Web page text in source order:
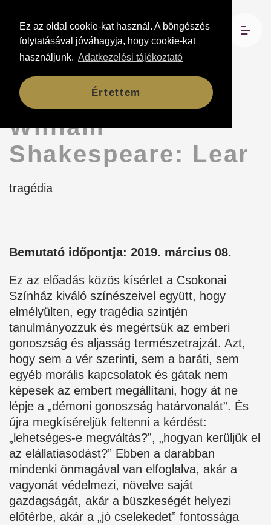
Ez az oldal cookie-kat használ. A böngészés
folytatásával jóváhagyja, hogy cookie-kat
használjunk. Adatkezelési tájékoztató
Értettem
William
Shakespeare: Lear
tragédia
Bemutató időpontja: 2019. március 08.
Ez az előadás közös kísérlet a Csokonai
Színház kiváló színészeivel együtt, hogy
elmélyülten, egy tragédia szintjén
tanulmányozzuk és megértsük az emberi
gonoszság és aljasság természetrajzát. Azt,
hogy sem a vér szerinti, sem a baráti, sem
egyéb morális kapcsolatok és gátak nem
képesek az embert megállítani, hogy át ne
lépje a „démoni gonoszság határvonalát”. És
újra megkíséreljük feltenni a kérdést:
„lehetséges-e megváltás?”, „hogyan kerüljük el
az elállatiasodást?” Ebben a darabban
mindenki önmagával van elfoglalva, akár a
vagyonát védelmezi, növelve saját
gazdagságát, akár a büszkeségét helyezi
előtérbe, akár a „jó cselekedet” fontossága